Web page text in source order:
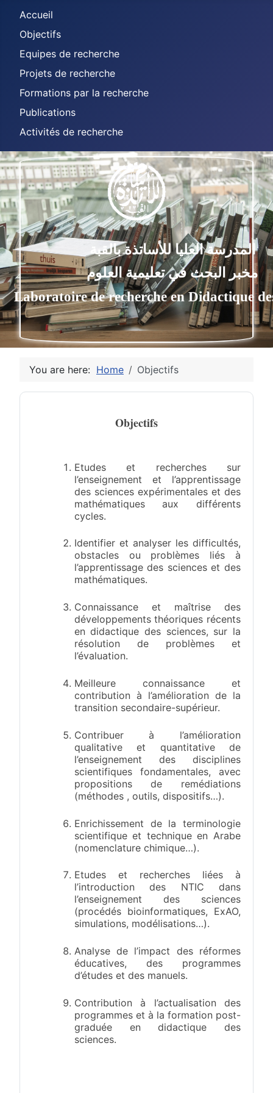
Accueil
Objectifs
Equipes de recherche
Projets de recherche
Formations par la recherche
Publications
Activités de recherche
العليا للأساتذة بالقبة
البحث في تعليمية العلوم
de recherche en
You are here: Home Objectifs
Objectifs
Etudes et recherches sur
l’enseignement et l’apprentissage
des sciences expérimentales et des
mathématiques aux différents
cycles.
Identifier et analyser les difficultés,
obstacles ou problèmes liés à
l’apprentissage des sciences et des
mathématiques.
Connaissance et maîtrise des
développements théoriques récents
en didactique des sciences, sur la
résolution de problèmes et
l’évaluation.
Meilleure connaissance et
contribution à l’amélioration de la
transition secondaire-supérieur.
Contribuer à l’amélioration
qualitative et quantitative de
l’enseignement des disciplines
scientifiques fondamentales, avec
propositions de remédiations
(méthodes , outils, dispositifs…).
Enrichissement de la terminologie
scientifique et technique en Arabe
(nomenclature chimique…).
Etudes et recherches liées à
l’introduction des NTIC dans
l’enseignement des sciences
(procédés bioinformatiques, ExAO,
simulations, modélisations…).
Analyse de l’impact des réformes
éducatives, des programmes
d’études et des manuels.
Contribution à l’actualisation des
programmes et à la formation post-
graduée en didactique des
sciences.